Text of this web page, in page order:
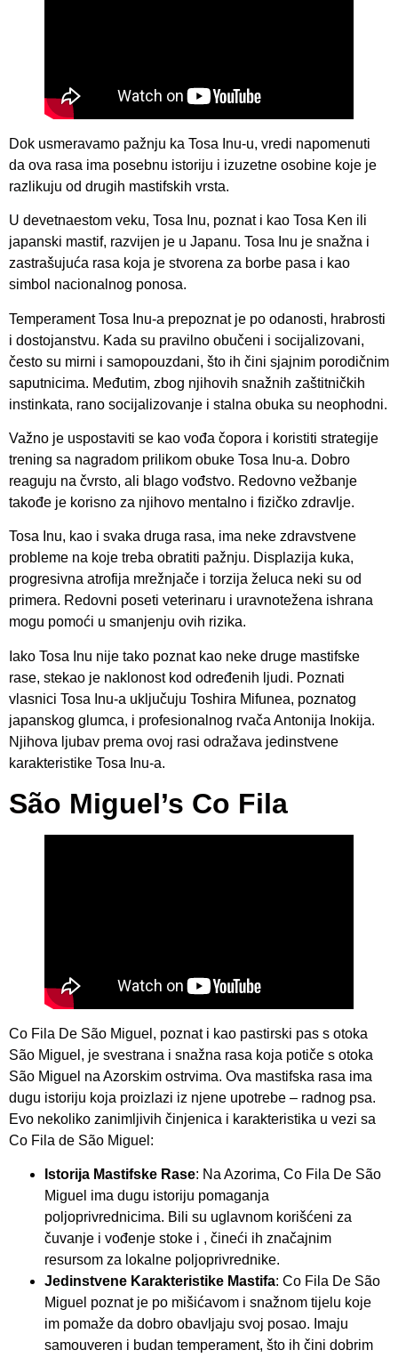
Dok usmeravamo pažnju ka Tosa Inu-u, vredi napomenuti
da ova rasa ima posebnu istoriju i izuzetne osobine koje je
razlikuju od drugih mastifskih vrsta.
U devetnaestom veku, Tosa Inu, poznat i kao Tosa Ken ili
japanski mastif, razvijen je u Japanu. Tosa Inu je snažna i
zastrašujuća rasa koja je stvorena za borbe pasa i kao
simbol nacionalnog ponosa.
Temperament Tosa Inu-a prepoznat je po odanosti, hrabrosti
i dostojanstvu. Kada su pravilno obučeni i socijalizovani,
često su mirni i samopouzdani, što ih čini sjajnim porodičnim
saputnicima. Međutim, zbog njihovih snažnih zaštitničkih
instinkata, rano socijalizovanje i stalna obuka su neophodni.
Važno je uspostaviti se kao vođa čopora i koristiti strategije
trening sa nagradom prilikom obuke Tosa Inu-a. Dobro
reaguju na čvrsto, ali blago vođstvo. Redovno vežbanje
takođe je korisno za njihovo mentalno i fizičko zdravlje.
Tosa Inu, kao i svaka druga rasa, ima neke zdravstvene
probleme na koje treba obratiti pažnju. Displazija kuka,
progresivna atrofija mrežnjače i torzija želuca neki su od
primera. Redovni poseti veterinaru i uravnotežena ishrana
mogu pomoći u smanjenju ovih rizika.
Iako Tosa Inu nije tako poznat kao neke druge mastifske
rase, stekao je naklonost kod određenih ljudi. Poznati
vlasnici Tosa Inu-a uključuju Toshira Mifunea, poznatog
japanskog glumca, i profesionalnog rvača Antonija Inokija.
Njihova ljubav prema ovoj rasi odražava jedinstvene
karakteristike Tosa Inu-a.
São Miguel’s Co Fila
Co Fila De São Miguel, poznat i kao pastirski pas s otoka
São Miguel, je svestrana i snažna rasa koja potiče s otoka
São Miguel na Azorskim ostrvima. Ova mastifska rasa ima
dugu istoriju koja proizlazi iz njene upotrebe – radnog psa.
Evo nekoliko zanimljivih činjenica i karakteristika u vezi sa
Co Fila de São Miguel:
Istorija Mastifske Rase: Na Azorima, Co Fila De São
Miguel ima dugu istoriju pomaganja
poljoprivrednicima. Bili su uglavnom korišćeni za
čuvanje i vođenje stoke i , čineći ih značajnim
resursom za lokalne poljoprivrednike.
Jedinstvene Karakteristike Mastifa: Co Fila De São
Miguel poznat je po mišićavom i snažnom tijelu koje
im pomaže da dobro obavljaju svoj posao. Imaju
samouveren i budan temperament, što ih čini dobrim